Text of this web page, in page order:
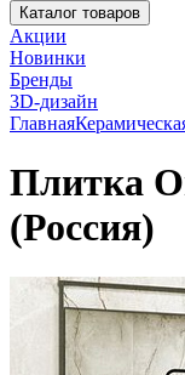
Каталог товаров
Акции
Новинки
Бренды
3D-дизайн
Главная
Плитка
(Россия)